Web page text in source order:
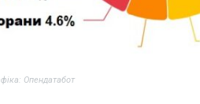
Опендатабот